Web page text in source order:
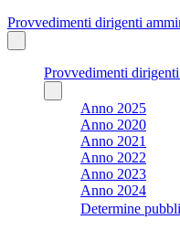
Provvedimenti dirigenti
Provvedimenti
Anno 2025
Anno 2020
Anno 2021
Anno 2022
Anno 2023
Anno 2024
Determine